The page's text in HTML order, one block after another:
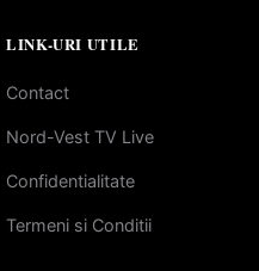
LINK-URI UTILE
Contact
Nord-Vest TV Live
Confidentialitate
Termeni si Conditii